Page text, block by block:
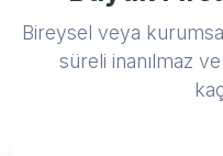
Bireysel veya kurumsal
süreli inanılmaz